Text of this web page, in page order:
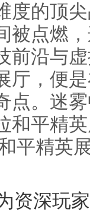
度的顶
被点燃
前沿与
厅，便
点。迷
和平精
平精英
资深玩